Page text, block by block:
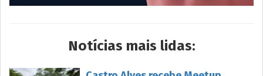
Notícias mais lidas: